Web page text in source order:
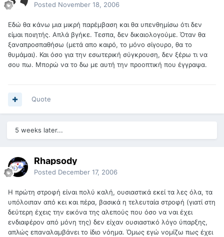
Posted November 18, 2006
Εδώ θα κάνω μια μικρή παρέμβαση και θα υπενθημίσω ότι δεν
είμαι ποιητής. Απλά βγήκε. Τεσπα, δεν δικαιολογούμε. Όταν θα
ξαναπροσπαθήσω (μετά απο καιρό, το μόνο σίγουρο, θα το
θυμάμαι). Και όσο για την εσωτερική σύγκρουση, δεν ξέρω τι να
σου πω. Μπορώ να το δω με αυτή την προοπτική που έγγραψα.
Quote
5 weeks later...
Rhapsody
Posted December 17, 2006
Η πρώτη στροφή είναι πολύ καλή, ουσιαστικά εκεί τα λες όλα, τα
υπόλοιπαν από κει και πέρα, βασικά η τελευταία στροφή (γιατί στη
δεύτερη έχεις την εικόνα της αλεπούς που όσο να ναι έχει
ενδιαφέρον από μόνη της) δεν είχαν ουσιαστικό λόγο ύπαρξης,
απλώς επαναλαμβάνει το ίδιο νόημα. Όμως εγώ νομίζω πως έχει